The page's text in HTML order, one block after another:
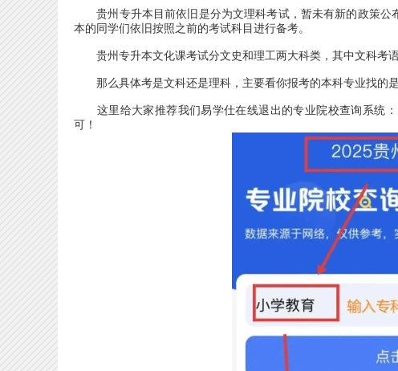
贵州专升本目前依旧是分为文理科考试，暂未有新的政策公
本的同学们依旧按照之前的考试科目进行备考。
贵州专升本文化课考试分文史和理工两大科类，其中文科考语
那么具体考是文科还是理科，主要看你报考的本科专业找的是
这里给大家推荐我们易学仕在线退出的专业院校查询系统：
可！